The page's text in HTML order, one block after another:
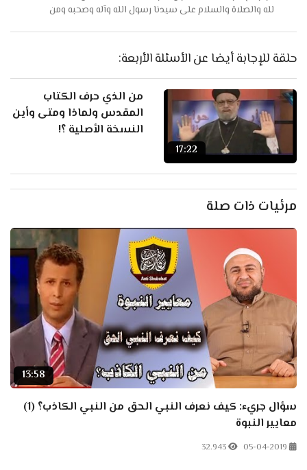
لله والصلاة والسلام على سيدنا رسول الله وآله وصحبه ومن
وأرجو من قارئه أن يدعو اللهَ لها ب...
حلقة للإجابة أيضا عن الأسئلة الأربعة:
17:22
من الذي حرف الكتاب
المقدس ولماذا ومتى وأين
النسخة الأصلية ؟!
مرئيات ذات صلة
13:58
سؤال جريء: كيف نعرف النبي الحق من النبي الكاذب؟ (1)
معايير النبوة
05-04-2019
32.943